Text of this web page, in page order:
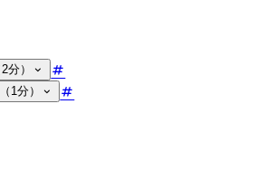
）
1分）